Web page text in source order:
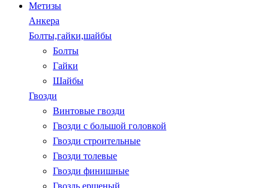
Метизы
Анкера
Болты,гайки,шайбы
Болты
Гайки
Шайбы
Гвозди
Винтовые гвозди
Гвозди с большой головкой
Гвозди строительные
Гвозди толевые
Гвозди финишные
Гвоздь ершеный